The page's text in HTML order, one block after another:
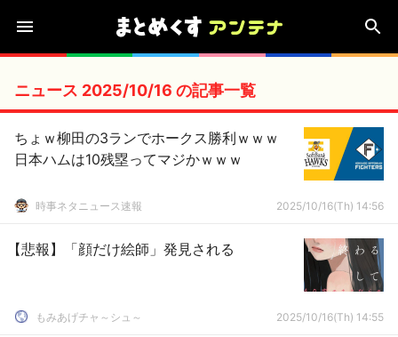
ニュース 2025/10/16 の記事一覧
ちょｗ柳田の3ランでホークス勝利ｗｗｗ
日本ハムは10残塁ってマジかｗｗｗ
時事ネタニュース速報 2025/10/16(Th) 14:56
【悲報】「顔だけ絵師」発見される
もみあげチャ～シュ～ 2025/10/16(Th) 14:55